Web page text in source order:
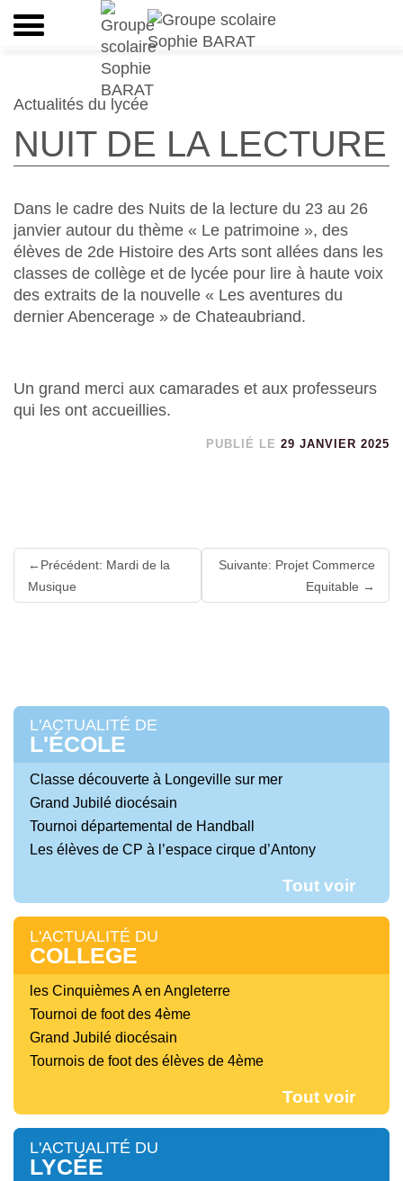
Actualités du lycée
NUIT DE LA LECTURE
Dans le cadre des Nuits de la lecture du 23 au 26
janvier autour du thème « Le patrimoine », des
élèves de 2de Histoire des Arts sont allées dans les
classes de collège et de lycée pour lire à haute voix
des extraits de la nouvelle « Les aventures du
dernier Abencerage » de Chateaubriand.
Un grand merci aux camarades et aux professeurs
qui les ont accueillies.
PUBLIÉ LE 29 JANVIER 2025
Lire
suite
Précédent: Mardi de la
Musique
Suivante: Projet Commerce
Equitable
L'ACTUALITÉ DE
L'ÉCOLE
Classe découverte à Longeville sur mer
Grand Jubilé diocésain
Tournoi départemental de Handball
Les élèves de CP à l’espace cirque d’Antony
Tout voir
L'ACTUALITÉ DU
COLLEGE
les Cinquièmes A en Angleterre
Tournoi de foot des 4ème
Grand Jubilé diocésain
Tournois de foot des élèves de 4ème
Tout voir
L'ACTUALITÉ DU
LYCÉE